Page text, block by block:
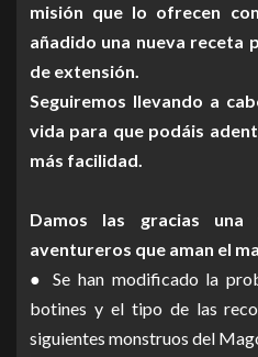
misión que lo ofrecen
añadido una nueva receta
de extensión.
Seguiremos llevando a
vida para que podáis
más facilidad.
Damos las gracias
aventureros que aman el
● Se han modificado la
botines y el tipo de las
siguientes monstruos del